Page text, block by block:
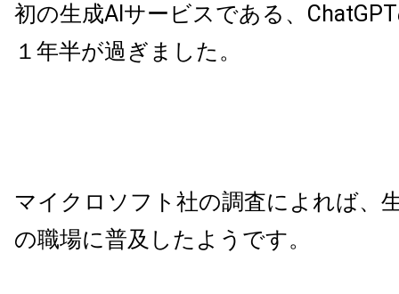
初の生成AIサービスである、
１年半が過ぎました。
マイクロソフト社の調査によれば、
の職場に普及したようです。